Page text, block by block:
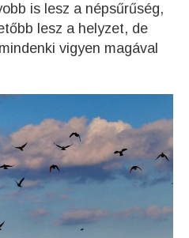
is lesz a népsűrűség,
lesz a helyzet, de
vigyen magával